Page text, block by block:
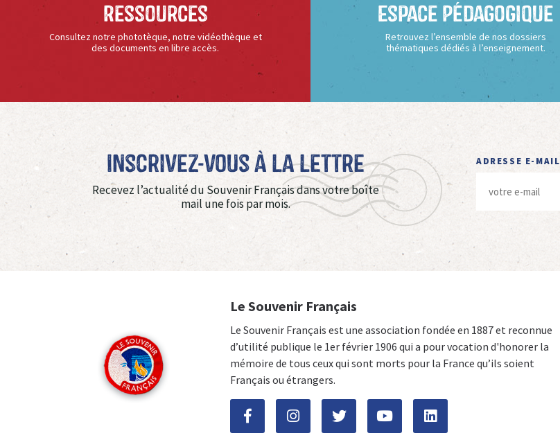
Ressources
Consultez notre phototèque, notre vidéothèque et
des documents en libre accès.
Espace Pédagogique
Retrouvez l’ensemble de nos dossiers
thématiques dédiés à l’enseignement.
Inscrivez-vous à La Lettre
Recevez l’actualité du Souvenir Français dans votre boîte
mail une fois par mois.
ADRESSE E-MAIL
Le Souvenir Français
Le Souvenir Français est une association fondée en 1887 et reconnue
d’utilité publique le 1er février 1906 qui a pour vocation d'honorer la
mémoire de tous ceux qui sont morts pour la France qu’ils soient
Français ou étrangers.